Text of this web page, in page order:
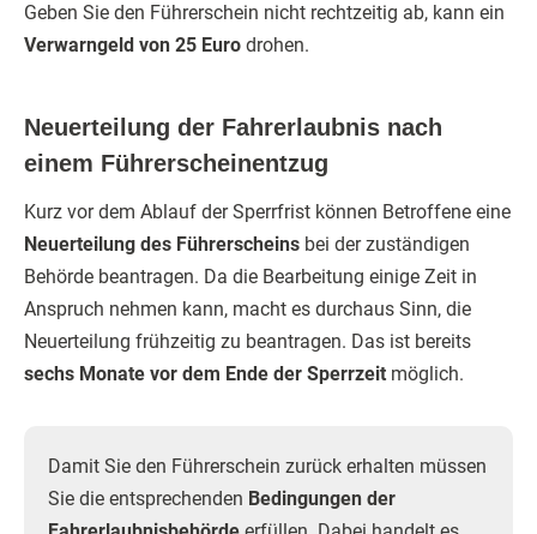
Geben Sie den Führerschein nicht rechtzeitig ab, kann ein
Verwarngeld von 25 Euro drohen.
Neuerteilung der Fahrerlaubnis nach
einem Führerscheinentzug
Kurz vor dem Ablauf der Sperrfrist können Betroffene eine
Neuerteilung des Führerscheins bei der zuständigen
Behörde beantragen. Da die Bearbeitung einige Zeit in
Anspruch nehmen kann, macht es durchaus Sinn, die
Neuerteilung frühzeitig zu beantragen. Das ist bereits
sechs Monate vor dem Ende der Sperrzeit möglich.
Damit Sie den Führerschein zurück erhalten müssen
Sie die entsprechenden Bedingungen der